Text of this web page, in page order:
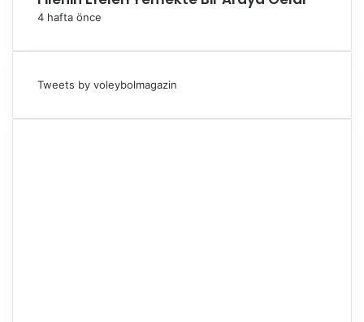
4 hafta önce
Tweets by voleybolmagazin